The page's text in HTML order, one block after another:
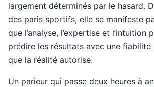
largement déterminés par le hasard.
des paris sportifs, elle se manifeste
que l’analyse, l’expertise et l’intuition
prédire les résultats avec une fiabilité
que la réalité autorise.
Un parieur qui passe deux heures à